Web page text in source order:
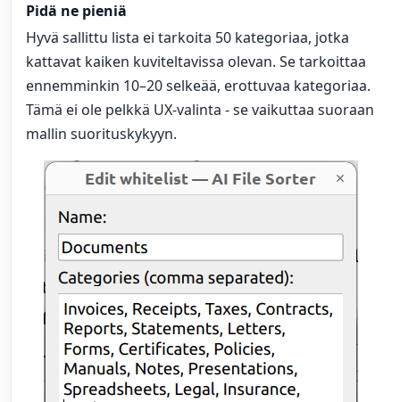
Pidä ne pieniä
Hyvä sallittu lista ei tarkoita 50 kategoriaa, jotka
kattavat kaiken kuviteltavissa olevan. Se tarkoittaa
ennemminkin 10–20 selkeää, erottuvaa kategoriaa.
Tämä ei ole pelkkä UX-valinta - se vaikuttaa suoraan
mallin suorituskykyyn.